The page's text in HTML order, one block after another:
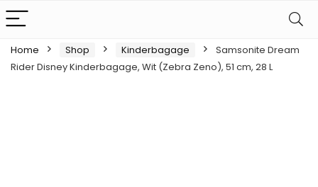
Home Shop Kinderbagage
Samsonite Dream
Rider Disney Kinderbagage, Wit (Zebra Zeno), 51 cm, 28 L